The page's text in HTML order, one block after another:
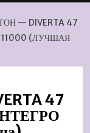
— DIVERTA 47
(ЛУЧШАЯ
47